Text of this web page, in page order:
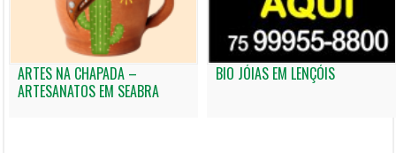
ARTES NA CHAPADA –
ARTESANATOS EM SEABRA
BIO JÓIAS EM LENÇÓIS